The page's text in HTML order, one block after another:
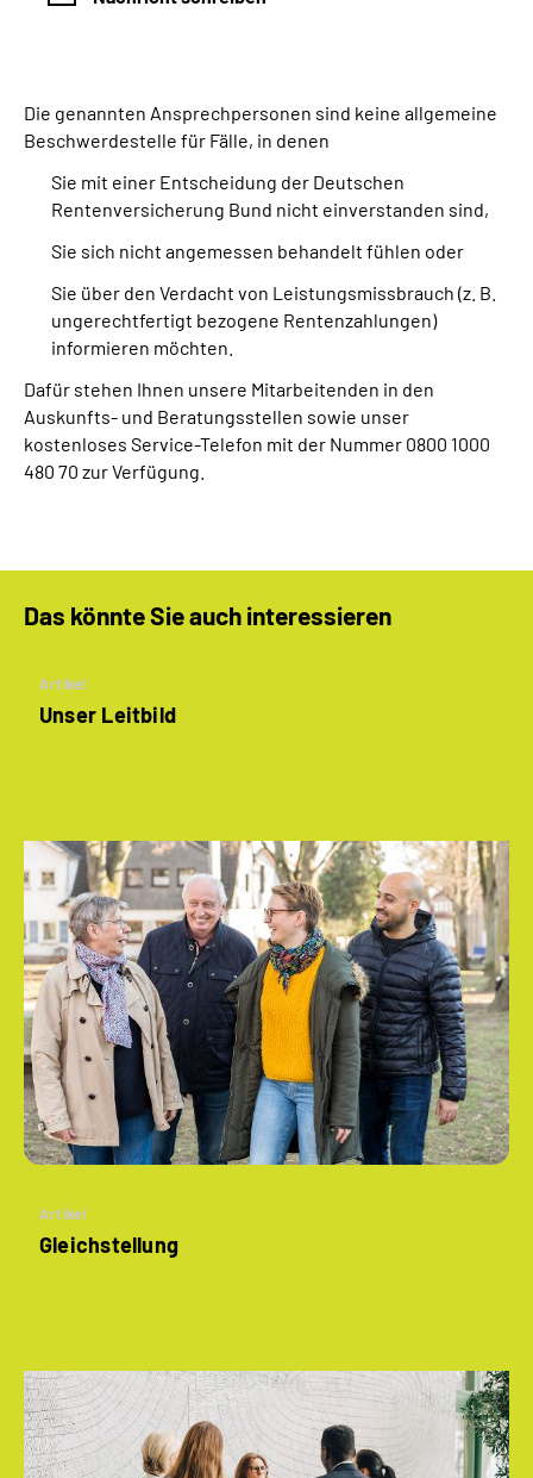
Die genannten Ansprechpersonen sind keine allgemeine
Beschwerdestelle für Fälle, in denen
Sie mit einer Entscheidung der Deutschen
Rentenversicherung Bund nicht einverstanden sind,
Sie sich nicht angemessen behandelt fühlen oder
Sie über den Verdacht von Leistungsmissbrauch (z. B.
ungerechtfertigt bezogene Rentenzahlungen)
informieren möchten.
Dafür stehen Ihnen unsere Mitarbeitenden in den
Auskunfts- und Beratungsstellen sowie unser
kostenloses Service-Telefon mit der Nummer 0800 1000
480 70 zur Verfügung.
Das könnte Sie auch interessieren
Artikel
Unser Leitbild
Artikel
Gleichstellung